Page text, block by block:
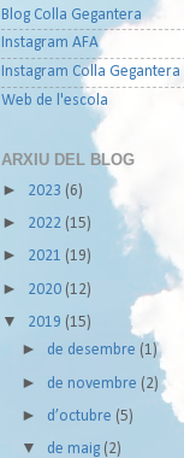
Blog Colla Gegantera
Instagram AFA
Instagram Colla Gegantera
Web de l'escola
ARXIU DEL BLOG
►
2023 (6)
► 2022 (15)
► 2021 (19)
► 2020 (12)
▼ 2019 (15)
► de desembre (1)
► de novembre (2)
► d’octubre (5)
▼ de maig (2)